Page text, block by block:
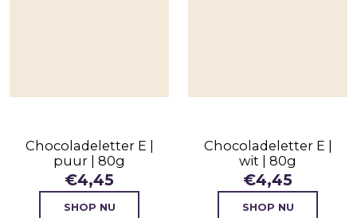
Chocoladeletter E |
puur | 80g
€4,45
SHOP NU
Chocoladeletter E |
wit | 80g
€4,45
SHOP NU